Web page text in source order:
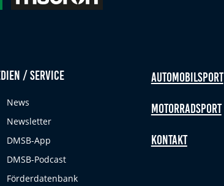
/ Service
News
Newsletter
DMSB-App
DMSB-Podcast
Förderdatenbank
Automobilsport
Motorradsport
Kontakt